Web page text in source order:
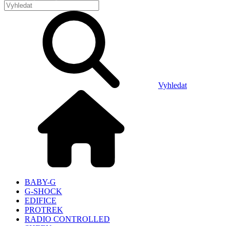
Vyhledat
BABY-G
G-SHOCK
EDIFICE
PROTREK
RADIO CONTROLLED